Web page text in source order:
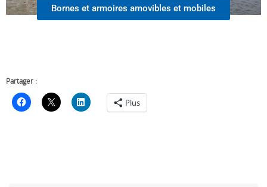
Bornes et armoires amovibles et mobiles
Partager :
Plus